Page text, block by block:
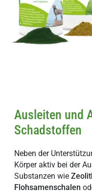
Ausleiten und
Schadstoffen
Neben der
Körper aktiv bei der
Substanzen wie
Flohsamenschalen